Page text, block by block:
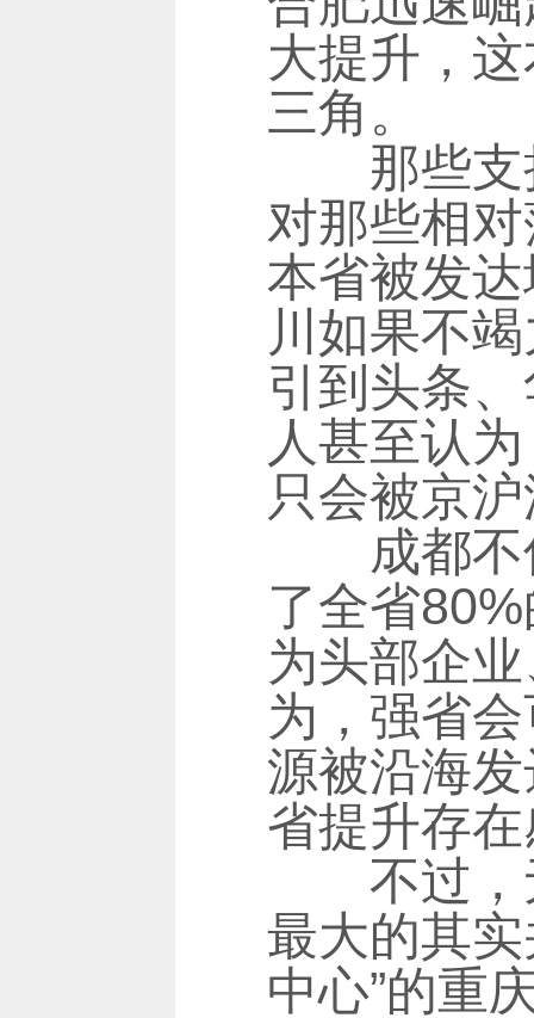
大提升，
三角。
那些支持
对那些相
本省被发
川如果不
引到头条
人甚至认
只会被京
成都不仅
了全省
为头部企
为，强省
源被沿海
省提升存
不过，无
最大的其
中心”的重